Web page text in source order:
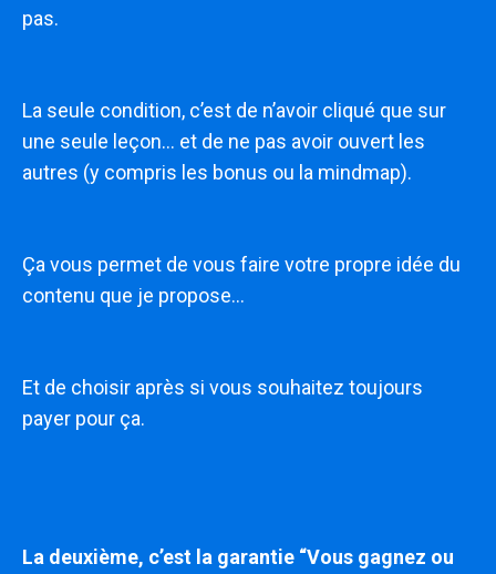
pas.
La seule condition, c’est de n’avoir cliqué que sur
une seule leçon… et de ne pas avoir ouvert les
autres (y compris les bonus ou la mindmap).
Ça vous permet de vous faire votre propre idée du
contenu que je propose…
Et de choisir après si vous souhaitez toujours
payer pour ça.
La deuxième, c’est la garantie “Vous gagnez ou